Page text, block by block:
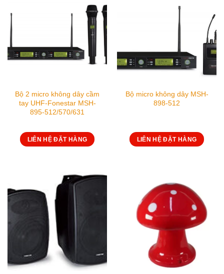
Bộ 2 micro không dây cầm
tay UHF-Fonestar MSH-
895-512/570/631
LIÊN HỆ ĐẶT HÀNG
Bộ micro không dây MSH-
898-512
LIÊN HỆ ĐẶT HÀNG